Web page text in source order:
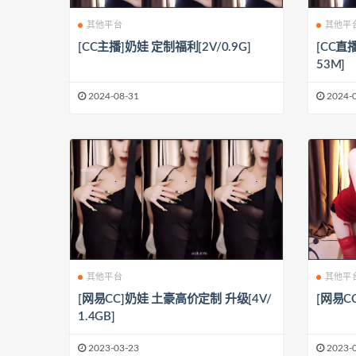
其他平台
[CC主播]奶娃 定制福利[2V/0.9G]
2024-08-31
其他平
[CC直
53M]
2024-
其他平台
[网易CC]奶娃 土豪高价定制 升级[4V/
1.4GB]
2023-03-23
其他平
[网易
2023-